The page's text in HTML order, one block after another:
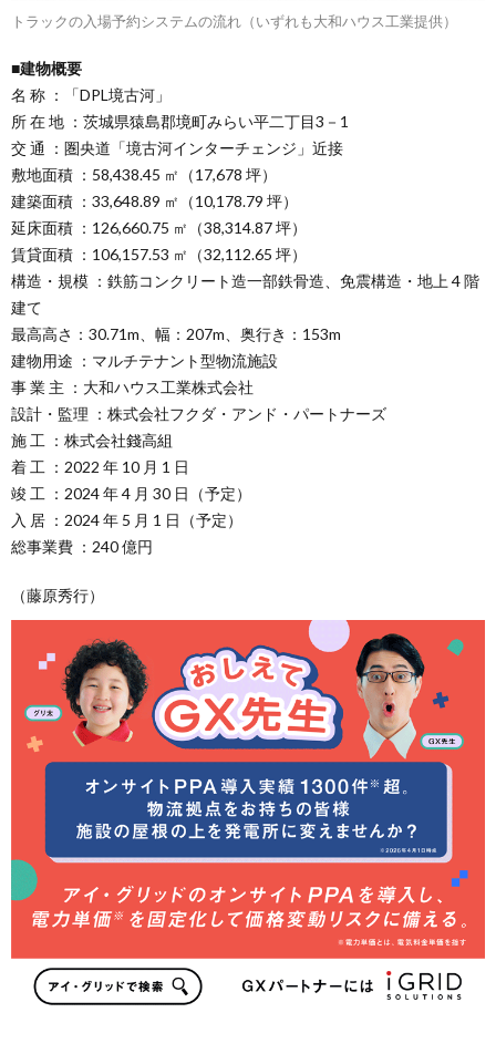
トラックの入場予約システムの流れ（いずれも大和ハウス工業提供）
■建物概要
名 称 ：「DPL境古河」
所 在 地 ：茨城県猿島郡境町みらい平二丁目3－1
交 通 ：圏央道「境古河インターチェンジ」近接
敷地面積 ：58,438.45 ㎡（17,678 坪）
建築面積 ：33,648.89 ㎡（10,178.79 坪）
延床面積 ：126,660.75 ㎡（38,314.87 坪）
賃貸面積 ：106,157.53 ㎡（32,112.65 坪）
構造・規模 ：鉄筋コンクリート造一部鉄骨造、免震構造・地上 4 階
建て
最高高さ：30.71m、幅：207m、奥行き：153m
建物用途 ：マルチテナント型物流施設
事 業 主 ：大和ハウス工業株式会社
設計・監理 ：株式会社フクダ・アンド・パートナーズ
施 工 ：株式会社錢高組
着 工 ：2022 年 10 月 1 日
竣 工 ：2024 年 4 月 30 日（予定）
入 居 ：2024 年 5 月 1 日（予定）
総事業費 ：240 億円
（藤原秀行）